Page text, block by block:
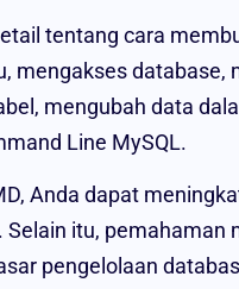
tentang cara
mengakses database,
mengubah data
Line MySQL.
Anda dapat
itu, pemahaman
pengelolaan